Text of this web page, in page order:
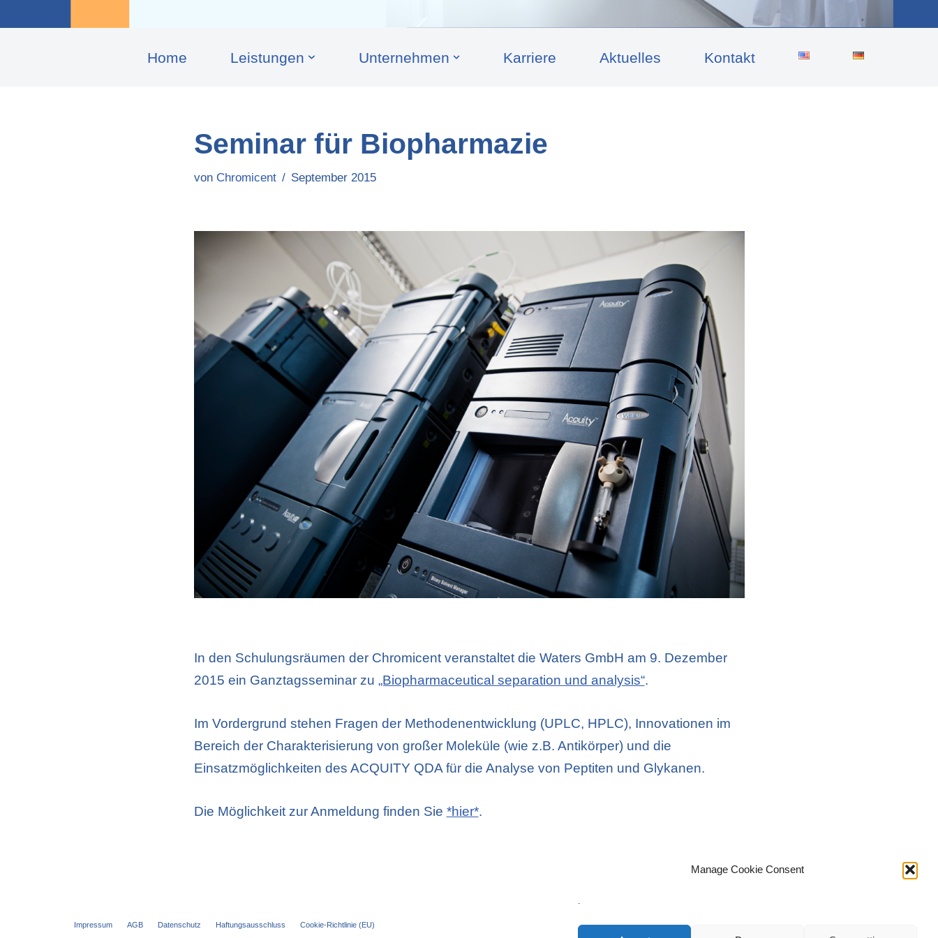
Manage Cookie Consent
.
Home Leis­tungen Unternehmen Karriere Aktuelles Kontakt
Seminar für Biopharmazie
von Chromicent September 2015
In den Schulungsräumen der Chromicent veranstaltet die Waters GmbH am 9. Dezember
2015 ein Ganztagsseminar zu „Biopharmaceutical separation und analysis“.
Im Vordergrund stehen Fragen der Methodenentwicklung (UPLC, HPLC), Innovationen im
Bereich der Charakterisierung von großer Moleküle (wie z.B. Antikörper) und die
Einsatzmöglichkeiten des ACQUITY QDA für die Analyse von Peptiten und Glykanen.
Die Möglichkeit zur Anmeldung finden Sie *hier*.
Impressum AGB Datenschutz Haftungsausschluss Cookie-Richtlinie (EU)